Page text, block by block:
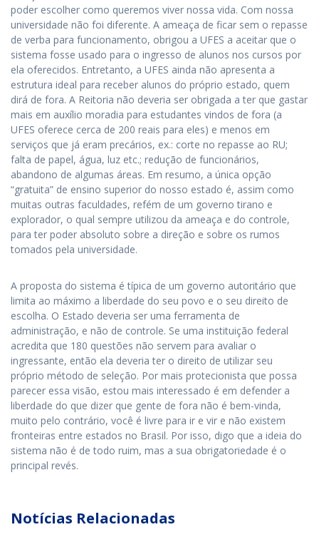
poder escolher como queremos viver nossa vida. Com nossa
universidade não foi diferente. A ameaça de ficar sem o repasse
de verba para funcionamento, obrigou a UFES a aceitar que o
sistema fosse usado para o ingresso de alunos nos cursos por
ela oferecidos. Entretanto, a UFES ainda não apresenta a
estrutura ideal para receber alunos do próprio estado, quem
dirá de fora. A Reitoria não deveria ser obrigada a ter que gastar
mais em auxílio moradia para estudantes vindos de fora (a
UFES oferece cerca de 200 reais para eles) e menos em
serviços que já eram precários, ex.: corte no repasse ao RU;
falta de papel, água, luz etc.; redução de funcionários,
abandono de algumas áreas. Em resumo, a única opção
“gratuita” de ensino superior do nosso estado é, assim como
muitas outras faculdades, refém de um governo tirano e
explorador, o qual sempre utilizou da ameaça e do controle,
para ter poder absoluto sobre a direção e sobre os rumos
tomados pela universidade.
A proposta do sistema é típica de um governo autoritário que
limita ao máximo a liberdade do seu povo e o seu direito de
escolha. O Estado deveria ser uma ferramenta de
administração, e não de controle. Se uma instituição federal
acredita que 180 questões não servem para avaliar o
ingressante, então ela deveria ter o direito de utilizar seu
próprio método de seleção. Por mais protecionista que possa
parecer essa visão, estou mais interessado é em defender a
liberdade do que dizer que gente de fora não é bem-vinda,
muito pelo contrário, você é livre para ir e vir e não existem
fronteiras entre estados no Brasil. Por isso, digo que a ideia do
sistema não é de todo ruim, mas a sua obrigatoriedade é o
principal revés.
Notícias Relacionadas